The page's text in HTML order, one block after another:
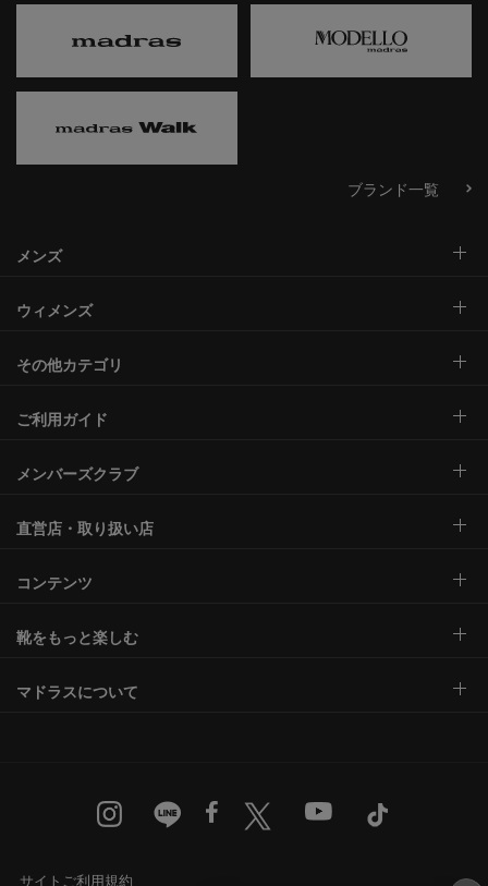
ブランド一覧
メンズ
ウィメンズ
その他カテゴリ
ご利用ガイド
メンバーズクラブ
直営店・取り扱い店
コンテンツ
靴をもっと楽しむ
マドラスについて
サイトご利用規約